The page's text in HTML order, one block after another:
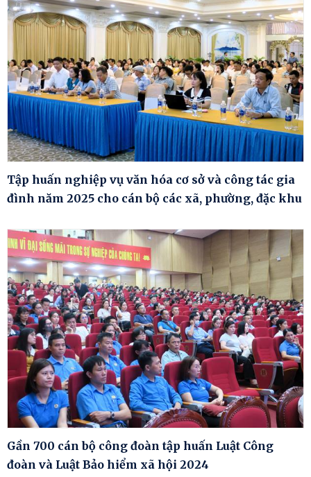
Tập huấn nghiệp vụ văn hóa cơ sở và công tác gia
đình năm 2025 cho cán bộ các xã, phường, đặc khu
Gần 700 cán bộ công đoàn tập huấn Luật Công
đoàn và Luật Bảo hiểm xã hội 2024